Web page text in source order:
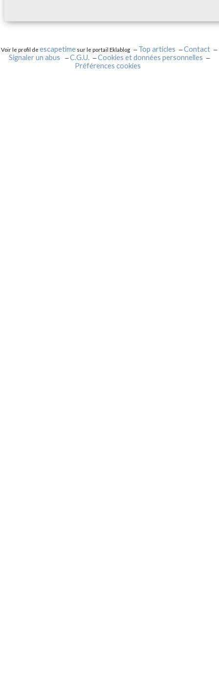
Voir le profil deescapetime sur le portail Eklablog Top articles
Contact
Signaler un abus
C.G.U.
Cookies et données personnelles
Préférences cookies